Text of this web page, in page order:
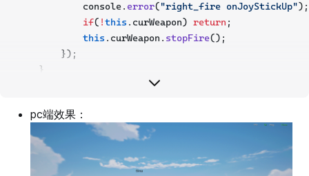
            console.
error("right_fire onJoyStickUp");
if( !this .curWeapon) return ;
this .curWeapon. stopFire();
        });
    }
pc端效果：